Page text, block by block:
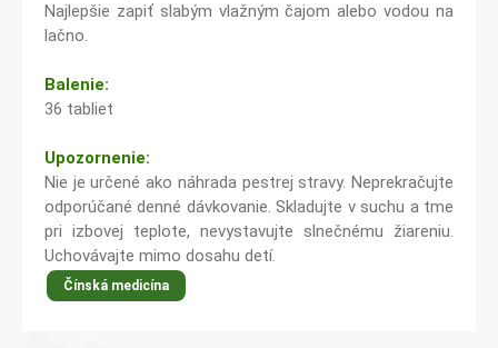
Najlepšie zapiť slabým vlažným čajom alebo vodou na
lačno.
Balenie:
36 tabliet
Upozornenie:
Nie je určené ako náhrada pestrej stravy. Neprekračujte
odporúčané denné dávkovanie. Skladujte v suchu a tme
pri izbovej teplote, nevystavujte slnečnému žiareniu.
Uchovávajte mimo dosahu detí.
Čínská medicína